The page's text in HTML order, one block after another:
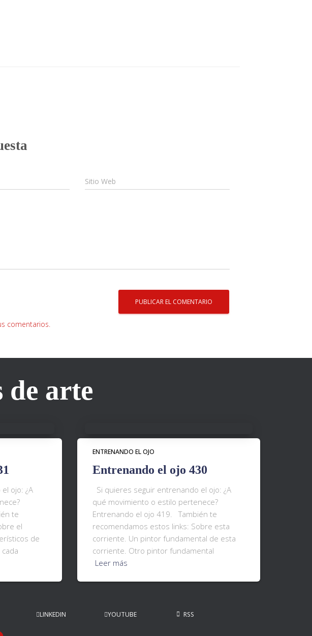
Sitio Web
comentarios.
de arte
ojo: ¿A
te
el
de
ENTRENANDO EL OJO
Entrenando el ojo 430
Si quieres seguir entrenando el ojo: ¿A
qué movimiento o estilo pertenece?
Entrenando el ojo 419. También te
recomendamos estos links: Sobre esta
corriente. Un pintor fundamental de esta
corriente. Otro pintor fundamental
Leer más
LINKEDIN YOUTUBE RSS